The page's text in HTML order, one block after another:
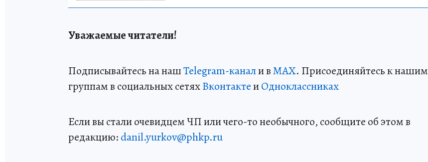
Уважаемые читатели!
Подписывайтесь на нашTelegram-канали вMAX. Присоединяйтесь к нашим
группам в социальных сетяхВконтактеиОдноклассниках
Если вы стали очевидцем ЧП или чего-то необычного, сообщите об этом в
редакцию: danil.yurkov@phkp.ru